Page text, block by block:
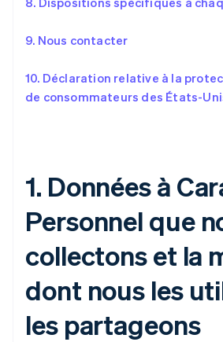
9. Nous contacter
10. Déclaration relative à la
de consommateurs des États-
1. Données à
Personnel que
collectons et la
dont nous les
les partageons